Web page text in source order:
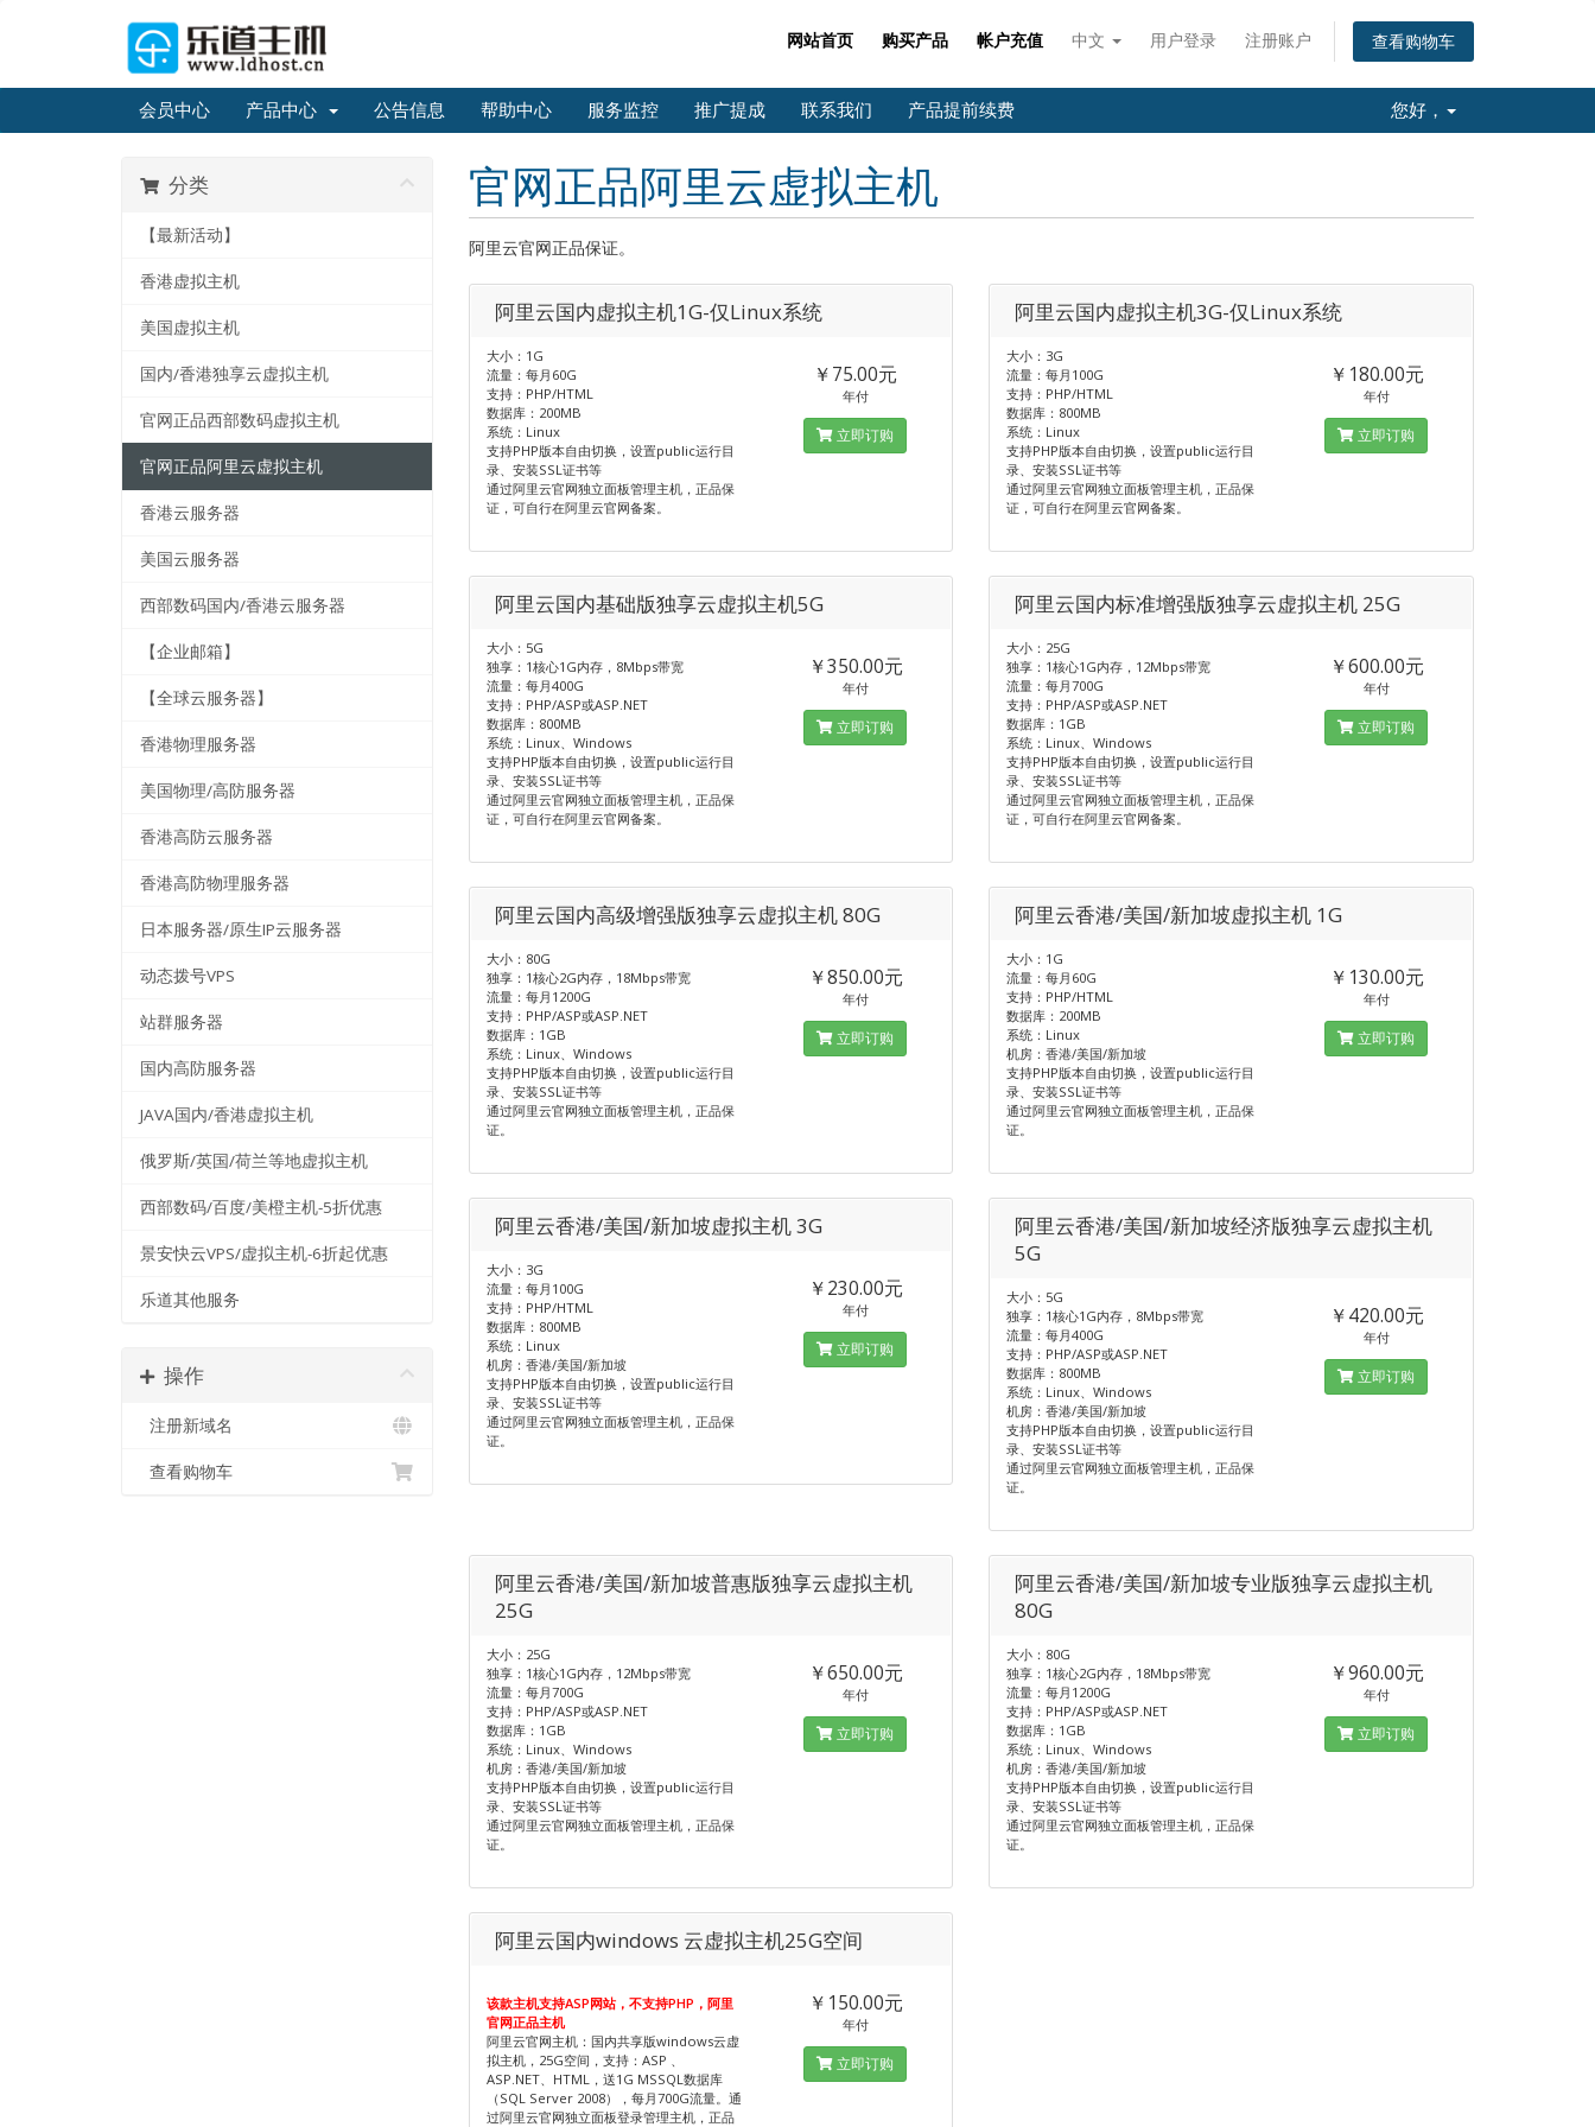
网站首页 购买产品 帐户充值 中文 用户登录 注册账户 查看购物车
会员中心 产品中心 公告信息 帮助中心 服务监控 推广提成 联系我们 产品提前续费 您好，
官网正品阿里云虚拟主机
阿里云官网正品保证。
分类
【最新活动】
香港虚拟主机
美国虚拟主机
国内/香港独享云虚拟主机
官网正品西部数码虚拟主机
官网正品阿里云虚拟主机
香港云服务器
美国云服务器
西部数码国内/香港云服务器
【企业邮箱】
【全球云服务器】
香港物理服务器
美国物理/高防服务器
香港高防云服务器
香港高防物理服务器
日本服务器/原生IP云服务器
动态拨号VPS
站群服务器
国内高防服务器
JAVA国内/香港虚拟主机
俄罗斯/英国/荷兰等地虚拟主机
西部数码/百度/美橙主机-5折优惠
景安快云VPS/虚拟主机-6折起优惠
乐道其他服务
操作
注册新域名
查看购物车
阿里云国内虚拟主机1G-仅Linux系统
大小：1G
流量：每月60G
支持：PHP/HTML
数据库：200MB
系统：Linux
支持PHP版本自由切换，设置public运行目
录、安装SSL证书等
通过阿里云官网独立面板管理主机，正品保
证，可自行在阿里云官网备案。
￥75.00元
年付
立即订购
阿里云国内虚拟主机3G-仅Linux系统
大小：3G
流量：每月100G
支持：PHP/HTML
数据库：800MB
系统：Linux
支持PHP版本自由切换，设置public运行目
录、安装SSL证书等
通过阿里云官网独立面板管理主机，正品保
证，可自行在阿里云官网备案。
￥180.00元
年付
立即订购
阿里云国内基础版独享云虚拟主机5G
大小：5G
独享：1核心1G内存，8Mbps带宽
流量：每月400G
支持：PHP/ASP或ASP.NET
数据库：800MB
系统：Linux、Windows
支持PHP版本自由切换，设置public运行目
录、安装SSL证书等
通过阿里云官网独立面板管理主机，正品保
证，可自行在阿里云官网备案。
￥350.00元
年付
立即订购
阿里云国内标准增强版独享云虚拟主机 25G
大小：25G
独享：1核心1G内存，12Mbps带宽
流量：每月700G
支持：PHP/ASP或ASP.NET
数据库：1GB
系统：Linux、Windows
支持PHP版本自由切换，设置public运行目
录、安装SSL证书等
通过阿里云官网独立面板管理主机，正品保
证，可自行在阿里云官网备案。
￥600.00元
年付
立即订购
阿里云国内高级增强版独享云虚拟主机 80G
大小：80G
独享：1核心2G内存，18Mbps带宽
流量：每月1200G
支持：PHP/ASP或ASP.NET
数据库：1GB
系统：Linux、Windows
支持PHP版本自由切换，设置public运行目
录、安装SSL证书等
通过阿里云官网独立面板管理主机，正品保
证。
￥850.00元
年付
立即订购
阿里云香港/美国/新加坡虚拟主机 1G
大小：1G
流量：每月60G
支持：PHP/HTML
数据库：200MB
系统：Linux
机房：香港/美国/新加坡
支持PHP版本自由切换，设置public运行目
录、安装SSL证书等
通过阿里云官网独立面板管理主机，正品保
证。
￥130.00元
年付
立即订购
阿里云香港/美国/新加坡虚拟主机 3G
大小：3G
流量：每月100G
支持：PHP/HTML
数据库：800MB
系统：Linux
机房：香港/美国/新加坡
支持PHP版本自由切换，设置public运行目
录、安装SSL证书等
通过阿里云官网独立面板管理主机，正品保
证。
￥230.00元
年付
立即订购
阿里云香港/美国/新加坡经济版独享云虚拟主机
5G
大小：5G
独享：1核心1G内存，8Mbps带宽
流量：每月400G
支持：PHP/ASP或ASP.NET
数据库：800MB
系统：Linux、Windows
机房：香港/美国/新加坡
支持PHP版本自由切换，设置public运行目
录、安装SSL证书等
通过阿里云官网独立面板管理主机，正品保
证。
￥420.00元
年付
立即订购
阿里云香港/美国/新加坡普惠版独享云虚拟主机
25G
大小：25G
独享：1核心1G内存，12Mbps带宽
流量：每月700G
支持：PHP/ASP或ASP.NET
数据库：1GB
系统：Linux、Windows
机房：香港/美国/新加坡
支持PHP版本自由切换，设置public运行目
录、安装SSL证书等
通过阿里云官网独立面板管理主机，正品保
证。
￥650.00元
年付
立即订购
阿里云香港/美国/新加坡专业版独享云虚拟主机
80G
大小：80G
独享：1核心2G内存，18Mbps带宽
流量：每月1200G
支持：PHP/ASP或ASP.NET
数据库：1GB
系统：Linux、Windows
机房：香港/美国/新加坡
支持PHP版本自由切换，设置public运行目
录、安装SSL证书等
通过阿里云官网独立面板管理主机，正品保
证。
￥960.00元
年付
立即订购
阿里云国内windows 云虚拟主机25G空间
该款主机支持ASP网站，不支持PHP，阿里
官网正品主机
阿里云官网主机：国内共享版windows云虚
拟主机，25G空间，支持：ASP 、
ASP.NET、HTML，送1G MSSQL数据库
（SQL Server 2008），每月700G流量。通
过阿里云官网独立面板登录管理主机，正品
￥150.00元
年付
立即订购